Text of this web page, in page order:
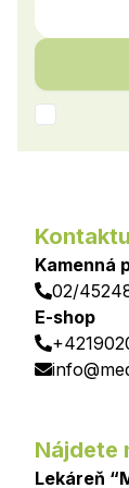
Kamenná
02/
E-shop
Nájdete
Lekáreň